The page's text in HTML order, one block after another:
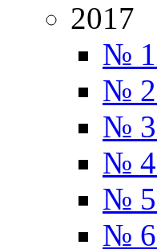
2017
№
№
№
№
№
№